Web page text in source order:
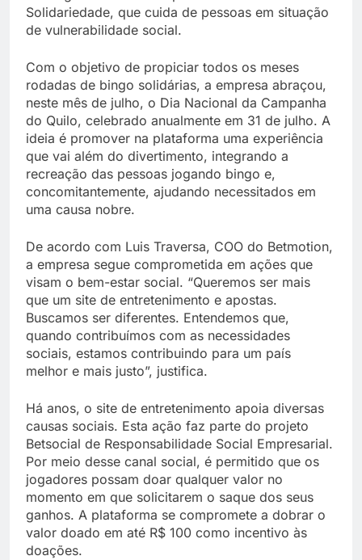
Solidariedade, que cuida de pessoas em situação
de vulnerabilidade social.
Com o objetivo de propiciar todos os meses
rodadas de bingo solidárias, a empresa abraçou,
neste mês de julho, o Dia Nacional da Campanha
do Quilo, celebrado anualmente em 31 de julho. A
ideia é promover na plataforma uma experiência
que vai além do divertimento, integrando a
recreação das pessoas jogando bingo e,
concomitantemente, ajudando necessitados em
uma causa nobre.
De acordo com Luis Traversa, COO do Betmotion,
a empresa segue comprometida em ações que
visam o bem-estar social. “Queremos ser mais
que um site de entretenimento e apostas.
Buscamos ser diferentes. Entendemos que,
quando contribuímos com as necessidades
sociais, estamos contribuindo para um país
melhor e mais justo”, justifica.
Há anos, o site de entretenimento apoia diversas
causas sociais. Esta ação faz parte do projeto
Betsocial de Responsabilidade Social Empresarial.
Por meio desse canal social, é permitido que os
jogadores possam doar qualquer valor no
momento em que solicitarem o saque dos seus
ganhos. A plataforma se compromete a dobrar o
valor doado em até R$ 100 como incentivo às
doações.